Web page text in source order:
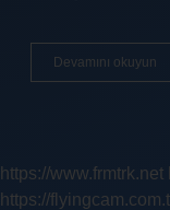
Devamını okuyun
https://www.frmtrk.net
https://